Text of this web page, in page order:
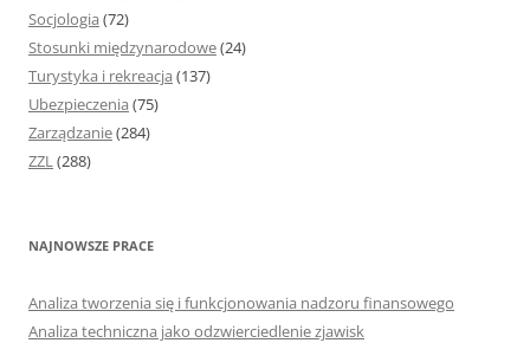
Socjologia (72)
Stosunki międzynarodowe(24)
Turystyka i rekreacja (137)
Ubezpieczenia (75)
Zarządzanie(284)
ZZL(288)
NAJNOWSZE PRACE
Analiza tworzenia się i funkcjonowania nadzoru finansowego
Analiza techniczna jako odzwierciedlenie zjawisk